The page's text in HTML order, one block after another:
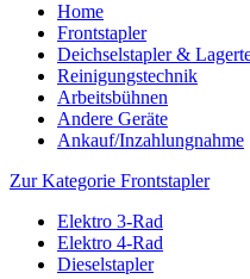
Home
Frontstapler
Deichselstapler &
Reinigungstechnik
Arbeitsbühnen
Andere Geräte
Ankauf/Inzahlungnahme
Zur Kategorie Frontstapler
Elektro 3-Rad
Elektro 4-Rad
Dieselstapler